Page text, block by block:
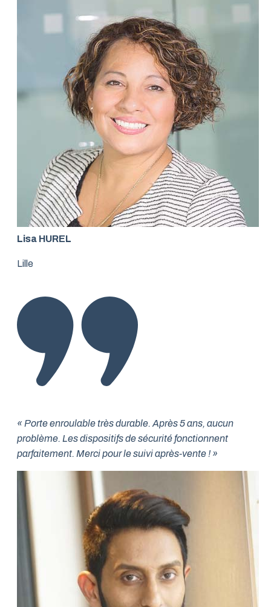
Lisa HUREL
Lille
« Porte enroulable très durable. Après 5 ans, aucun
problème. Les dispositifs de sécurité fonctionnent
parfaitement. Merci pour le suivi après-vente ! »